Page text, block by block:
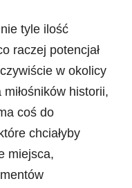
tyle ilość
raczej potencjał
w okolicy
historii,
coś do
chciałyby
miejsca,